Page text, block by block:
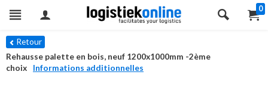
0
Retour
Rehausse palette en bois, neuf 1200x1000mm -2ème
choix
Informations additionnelles